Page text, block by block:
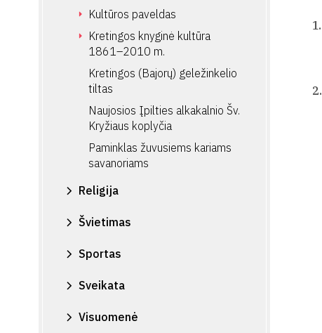
Kultūros paveldas
Kretingos knyginė kultūra
1861–2010 m.
Kretingos (Bajorų) geležinkelio
tiltas
Naujosios Įpilties alkakalnio Šv.
Kryžiaus koplyčia
Paminklas žuvusiems kariams
savanoriams
Religija
Švietimas
Sportas
Sveikata
Visuomenė